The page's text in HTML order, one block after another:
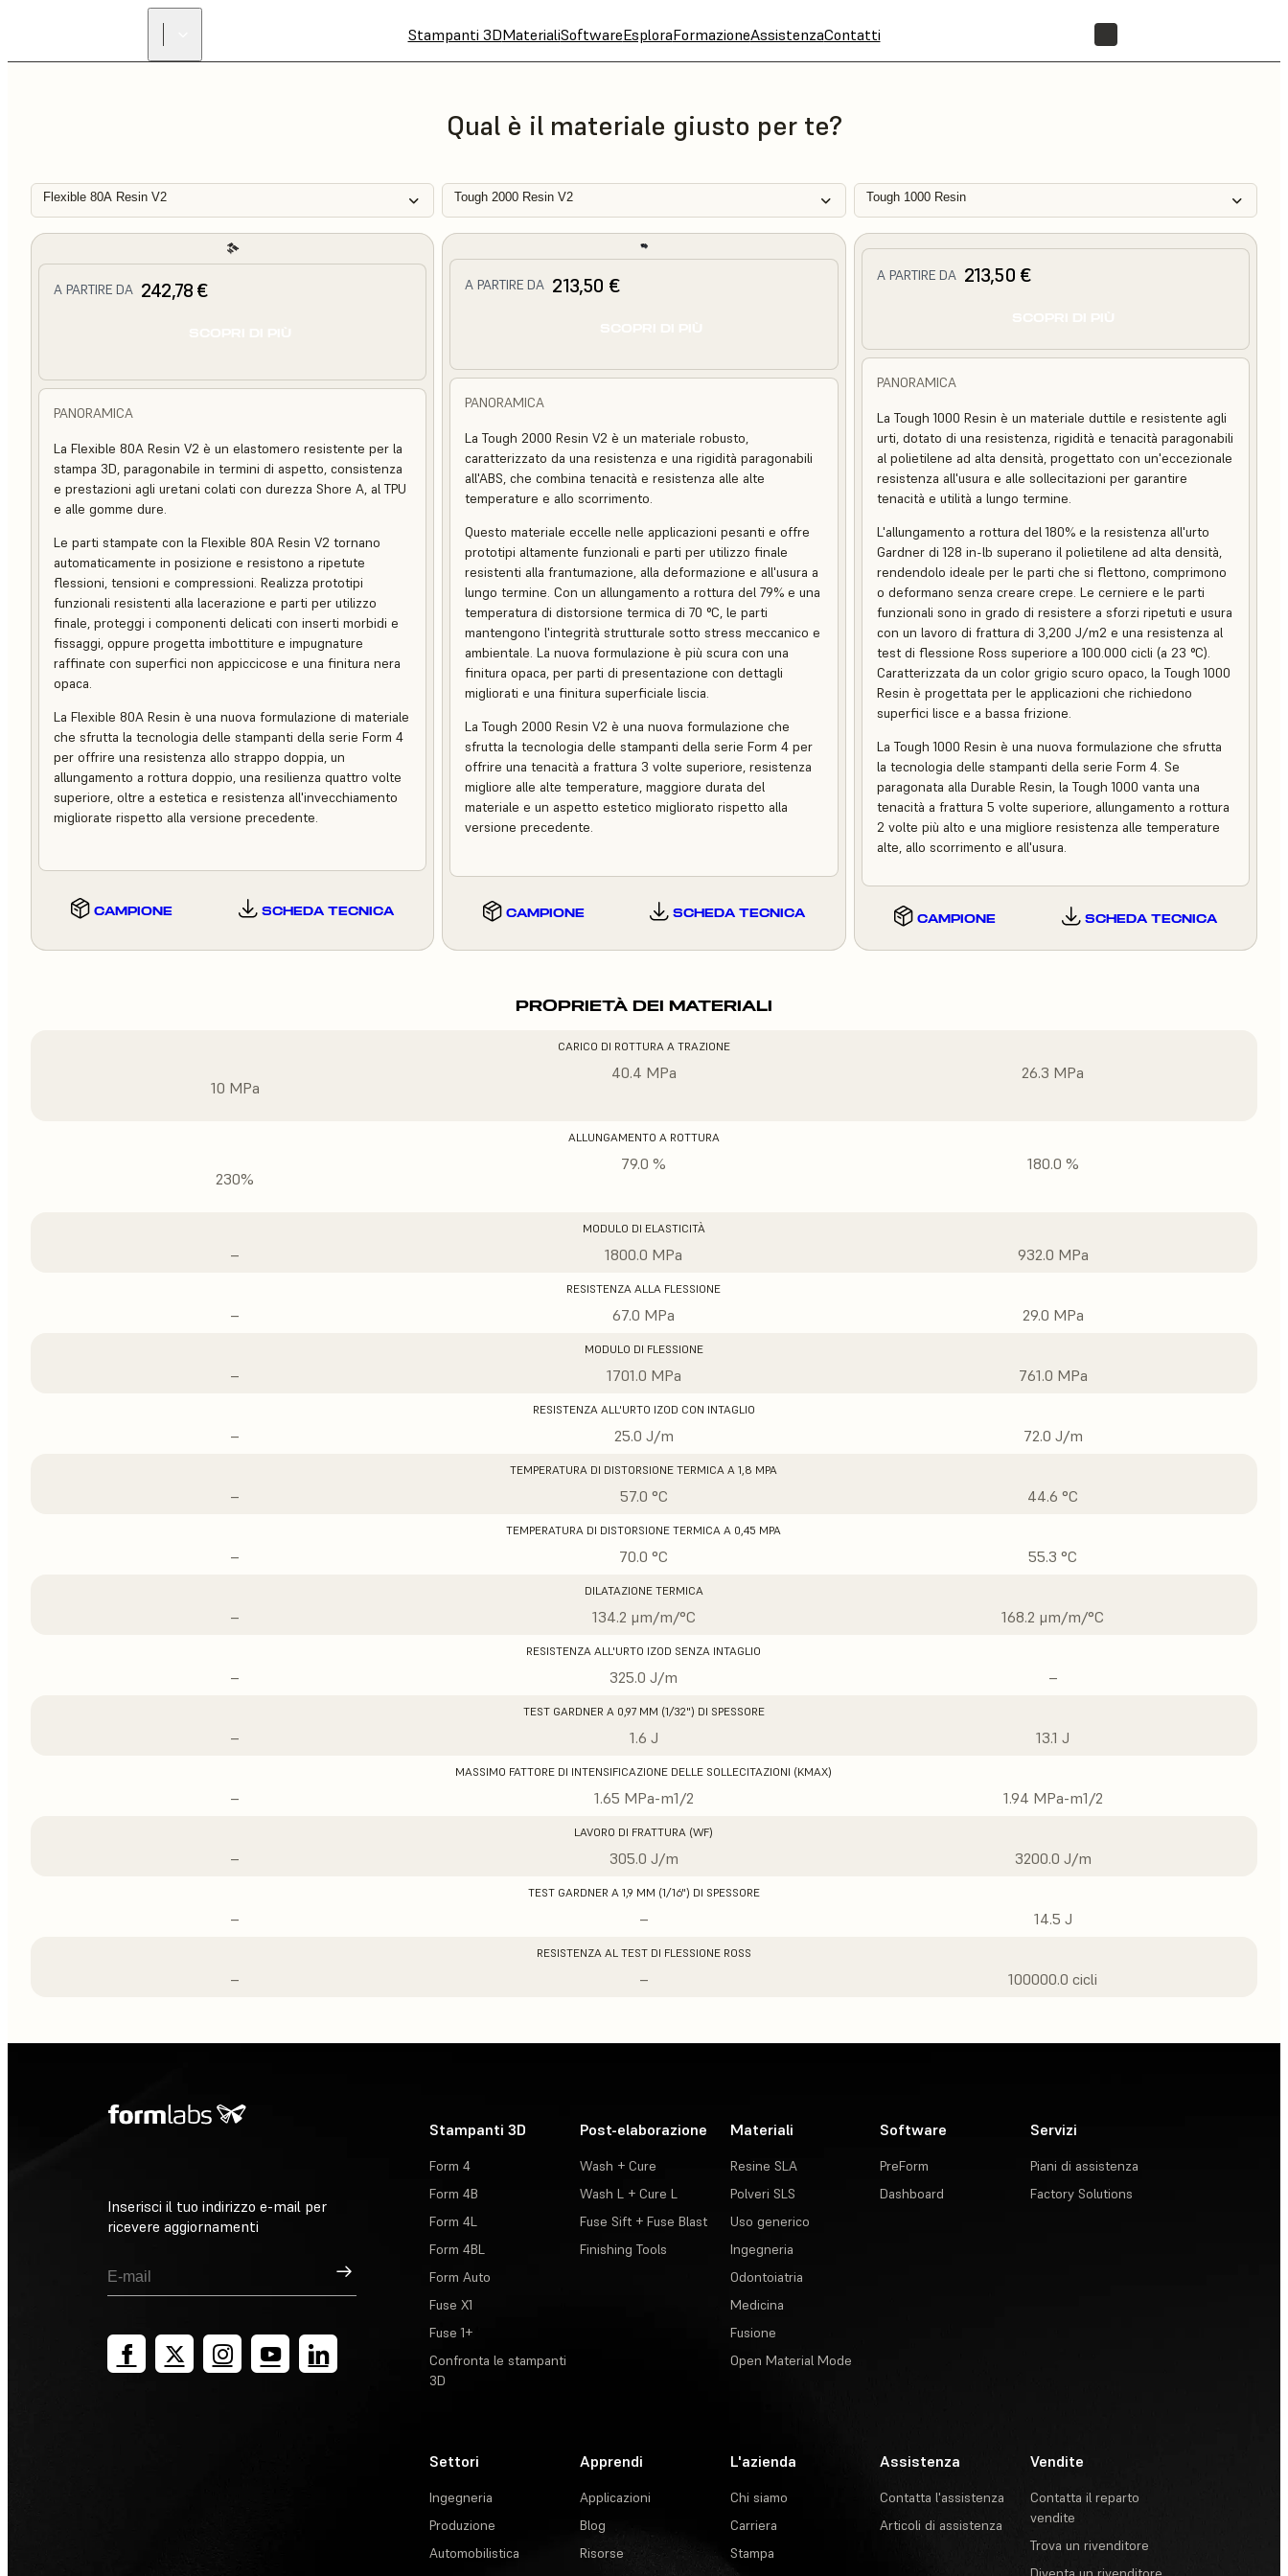
Stampanti 3DMaterialiSoftwareEsploraFormazioneAssistenzaContatti
Qual è il materiale giusto per te?
Flexible 80A Resin V2 Tough 2000 Resin V2 Tough 1000 Resin
A PARTIRE DA 242,78 €
PANORAMICA
La Flexible 80A Resin V2 è un elastomero resistente per la
stampa 3D, paragonabile in termini di aspetto, consistenza
e prestazioni agli uretani colati con durezza Shore A, al TPU
e alle gomme dure.
Le parti stampate con la Flexible 80A Resin V2 tornano
automaticamente in posizione e resistono a ripetute
flessioni, tensioni e compressioni. Realizza prototipi
funzionali resistenti alla lacerazione e parti per utilizzo
finale, proteggi i componenti delicati con inserti morbidi e
fissaggi, oppure progetta imbottiture e impugnature
raffinate con superfici non appiccicose e una finitura nera
opaca.
La Flexible 80A Resin è una nuova formulazione di materiale
che sfrutta la tecnologia delle stampanti della serie Form 4
per offrire una resistenza allo strappo doppia, un
allungamento a rottura doppio, una resilienza quattro volte
superiore, oltre a estetica e resistenza all'invecchiamento
migliorate rispetto alla versione precedente.
CAMPIONE SCHEDA TECNICA
A PARTIRE DA 213,50 €
PANORAMICA
La Tough 2000 Resin V2 è un materiale robusto,
caratterizzato da una resistenza e una rigidità paragonabili
all'ABS, che combina tenacità e resistenza alle alte
temperature e allo scorrimento.
Questo materiale eccelle nelle applicazioni pesanti e offre
prototipi altamente funzionali e parti per utilizzo finale
resistenti alla frantumazione, alla deformazione e all'usura a
lungo termine. Con un allungamento a rottura del 79% e una
temperatura di distorsione termica di 70 °C, le parti
mantengono l'integrità strutturale sotto stress meccanico e
ambientale. La nuova formulazione è più scura con una
finitura opaca, per parti di presentazione con dettagli
migliorati e una finitura superficiale liscia.
La Tough 2000 Resin V2 è una nuova formulazione che
sfrutta la tecnologia delle stampanti della serie Form 4 per
offrire una tenacità a frattura 3 volte superiore, resistenza
migliore alle alte temperature, maggiore durata del
materiale e un aspetto estetico migliorato rispetto alla
versione precedente.
CAMPIONE SCHEDA TECNICA
A PARTIRE DA 213,50 €
PANORAMICA
La Tough 1000 Resin è un materiale duttile e resistente agli
urti, dotato di una resistenza, rigidità e tenacità paragonabili
al polietilene ad alta densità, progettato con un'eccezionale
resistenza all'usura e alle sollecitazioni per garantire
tenacità e utilità a lungo termine.
L'allungamento a rottura del 180% e la resistenza all'urto
Gardner di 128 in-lb superano il polietilene ad alta densità,
rendendolo ideale per le parti che si flettono, comprimono
o deformano senza creare crepe. Le cerniere e le parti
funzionali sono in grado di resistere a sforzi ripetuti e usura
con un lavoro di frattura di 3,200 J/m2 e una resistenza al
test di flessione Ross superiore a 100.000 cicli (a 23 °C).
Caratterizzata da un color grigio scuro opaco, la Tough 1000
Resin è progettata per le applicazioni che richiedono
superfici lisce e a bassa frizione.
La Tough 1000 Resin è una nuova formulazione che sfrutta
la tecnologia delle stampanti della serie Form 4. Se
paragonata alla Durable Resin, la Tough 1000 vanta una
tenacità a frattura 5 volte superiore, allungamento a rottura
2 volte più alto e una migliore resistenza alle temperature
alte, allo scorrimento e all'usura.
CAMPIONE SCHEDA TECNICA
PROPRIETÀ DEI MATERIALI
CARICO DI ROTTURA A TRAZIONE
10 MPa
40.4 MPa 26.3 MPa
ALLUNGAMENTO A ROTTURA
230%
79.0 % 180.0 %
MODULO DI ELASTICITÀ
– 1800.0 MPa 932.0 MPa
RESISTENZA ALLA FLESSIONE
– 67.0 MPa 29.0 MPa
MODULO DI FLESSIONE
– 1701.0 MPa 761.0 MPa
RESISTENZA ALL'URTO IZOD CON INTAGLIO
– 25.0 J/m 72.0 J/m
TEMPERATURA DI DISTORSIONE TERMICA A 1,8 MPA
– 57.0 °C 44.6 °C
TEMPERATURA DI DISTORSIONE TERMICA A 0,45 MPA
– 70.0 °C 55.3 °C
DILATAZIONE TERMICA
– 134.2 μm/m/°C 168.2 μm/m/°C
RESISTENZA ALL'URTO IZOD SENZA INTAGLIO
– 325.0 J/m –
TEST GARDNER A 0,97 MM (1/32") DI SPESSORE
– 1.6 J 13.1 J
MASSIMO FATTORE DI INTENSIFICAZIONE DELLE SOLLECITAZIONI (KMAX)
– 1.65 MPa-m1/2 1.94 MPa-m1/2
LAVORO DI FRATTURA (WF)
– 305.0 J/m 3200.0 J/m
TEST GARDNER A 1,9 MM (1/16") DI SPESSORE
– – 14.5 J
RESISTENZA AL TEST DI FLESSIONE ROSS
– – 100000.0 cicli
Inserisci il tuo indirizzo e-mail per
ricevere aggiornamenti
Registrati
Stampanti 3D
Form 4
Form 4B
Form 4L
Form 4BL
Form Auto
Fuse X1
Fuse 1+
Confronta le stampanti
3D
Post-elaborazione
Wash + Cure
Wash L + Cure L
Fuse Sift + Fuse Blast
Finishing Tools
Materiali
Resine SLA
Polveri SLS
Uso generico
Ingegneria
Odontoiatria
Medicina
Fusione
Open Material Mode
Software
PreForm
Dashboard
Servizi
Piani di assistenza
Factory Solutions
Settori
Ingegneria
Produzione
Automobilistica
Apprendi
Applicazioni
Blog
Risorse
L'azienda
Chi siamo
Carriera
Stampa
Assistenza
Contatta l'assistenza
Articoli di assistenza
Vendite
Contatta il reparto
vendite
Trova un rivenditore